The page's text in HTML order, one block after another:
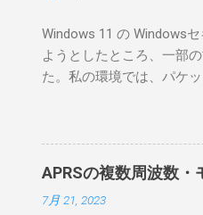
が少な
にある
を行う
私の理
ている
る。
Windows 11 の Windows
ようとしたところ、一部
た。私の環境では、パケ
ンストールできなかった
ては pnputil というコマン
す。 Windows terminal
なファイルに、現在イン
上記のファイルから
APRSの複数周波数・
7月 21, 2023